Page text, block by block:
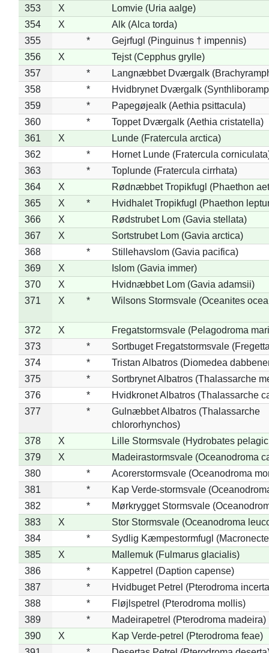
353 X
Lomvie (Uria aalge)
354
X
Alk (Alca torda)
355
*
Gejrfugl (Pinguinus † impennis)
356
X
Tejst (Cepphus grylle)
357
*
Langnæbbet Dværgalk
358
*
Hvidbrynet Dværgalk
359
*
Papegøjealk (Aethia psittacula)
360
*
Toppet Dværgalk (Aethia cristatella)
361
X
Lunde (Fratercula arctica)
362
*
Hornet Lunde (Fratercula
363
*
Toplunde (Fratercula cirrhata)
364
X
Rødnæbbet Tropikfugl (Phaethon
365
X *
Hvidhalet Tropikfugl (Phaethon
366
X
Rødstrubet Lom (Gavia stellata)
367
X
Sortstrubet Lom (Gavia arctica)
368
*
Stillehavslom (Gavia pacifica)
369
X
Islom (Gavia immer)
370
X
Hvidnæbbet Lom (Gavia adamsii)
371
X * Wilsons Stormsvale (Oceanites
372 X
Fregatstormsvale (Pelagodroma
373
*
Sortbuget Fregatstormsvale
374
*
Tristan Albatros (Diomedea
375
*
Sortbrynet Albatros (Thalassarche
376
*
Hvidkronet Albatros (Thalassarche
377
*
Gulnæbbet Albatros (Thalassarche
chlororhynchos)
378
X
Lille Stormsvale (Hydrobates
379
X
Madeirastormsvale (Oceanodroma
380
*
Acorerstormsvale (Oceanodroma
381
*
Kap Verde-stormsvale
382
*
Mørkrygget Stormsvale
383
X
Stor Stormsvale (Oceanodroma
384
*
Sydlig Kæmpestormfugl
385
X
Mallemuk (Fulmarus glacialis)
386
*
Kappetrel (Daption capense)
387
*
Hvidbuget Petrel (Pterodroma
388
*
Fløjlspetrel (Pterodroma mollis)
389
*
Madeirapetrel (Pterodroma madeira)
390
X
Kap Verde-petrel (Pterodroma feae)